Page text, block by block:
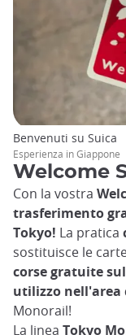
Welcome
Con la vostra
trasferimento
Tokyo! La pratica
sostituisce le
corse gratuite
utilizzo nell'area
Monorail!
La linea Tokyo
Benvenuti su Suica
Esperienza in Giappone